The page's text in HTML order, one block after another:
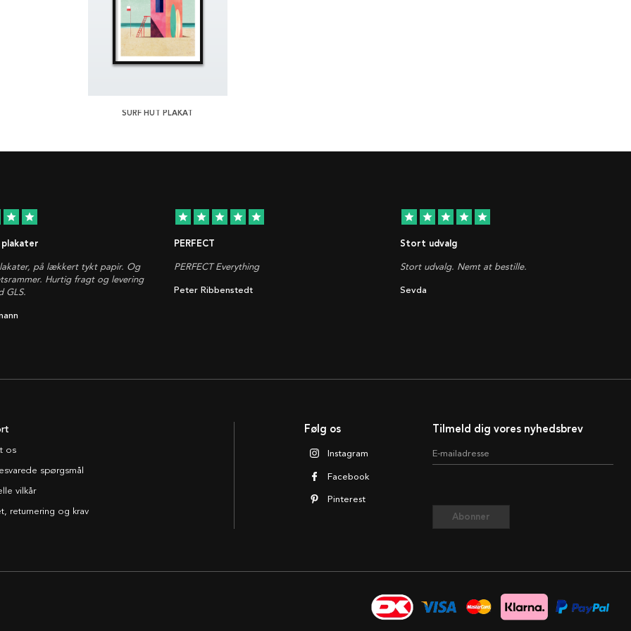
SURF HUT PLAKAT
star star
på lækkert tykt papir. Og
Hurtig fragt og levering
GLS.
star star star star star
PERFECT
PERFECT Everything
Peter Ribbenstedt
star star star star star
Stort udvalg
Stort udvalg. Nemt at bestille.
Sevda
Tilmeld dig vores nyhedsbrev
E-mailadresse
Abonner
Følg os
Instagram
Facebook
Pinterest
os
spørgsmål
vilkår
returnering og krav